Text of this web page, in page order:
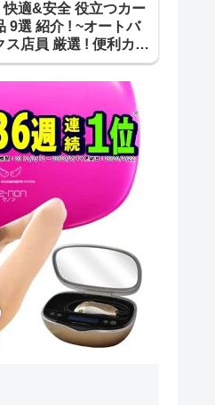
快適&安全 役立つカー
9選 紹介 ! ~オートバ
ス店員 厳選 ! 便利カー
9選 !~【よじごじ
】